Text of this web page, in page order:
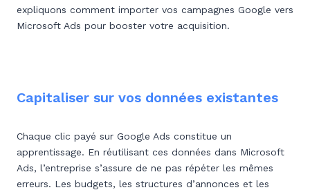
expliquons comment importer vos campagnes Google vers
Microsoft Ads pour booster votre acquisition.
Capitaliser sur vos données existantes
Chaque clic payé sur Google Ads constitue un
apprentissage. En réutilisant ces données dans Microsoft
Ads, l’entreprise s’assure de ne pas répéter les mêmes
erreurs. Les budgets, les structures d’annonces et les